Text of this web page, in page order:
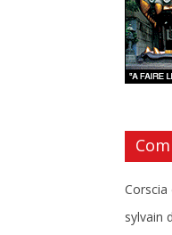
Corscia
sylvain